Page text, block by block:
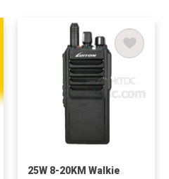
25W 8-20KM Walkie